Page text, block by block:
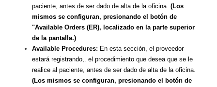
paciente, antes de ser dado de alta de la oficina. (Los
mismos se configuran, presionando el botón de
"Available Orders (ER), localizado en la parte superior
de la pantalla.)
Available Procedures: En esta sección, el proveedor
estará registrando,. el procedimiento que desea que se le
realice al paciente, antes de ser dado de alta de la oficina.
(Los mismos se configuran, presionando el botón de